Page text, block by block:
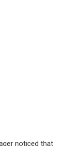
noticed that